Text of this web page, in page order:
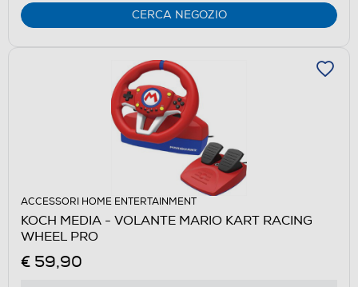
CERCA NEGOZIO
ACCESSORI HOME ENTERTAINMENT
KOCH MEDIA - VOLANTE MARIO KART RACING
WHEEL PRO
€ 59,90